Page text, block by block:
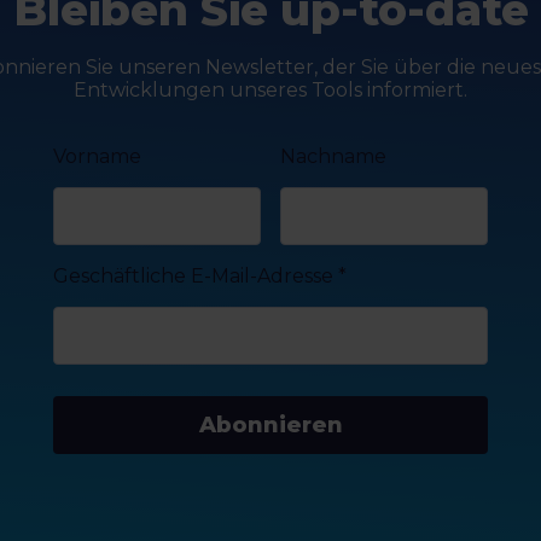
Sie unseren Newsletter, der Sie über die
Entwicklungen unseres Tools informiert.
Vorname Nachname
Geschäftliche E-Mail-Adresse *
Abonnieren